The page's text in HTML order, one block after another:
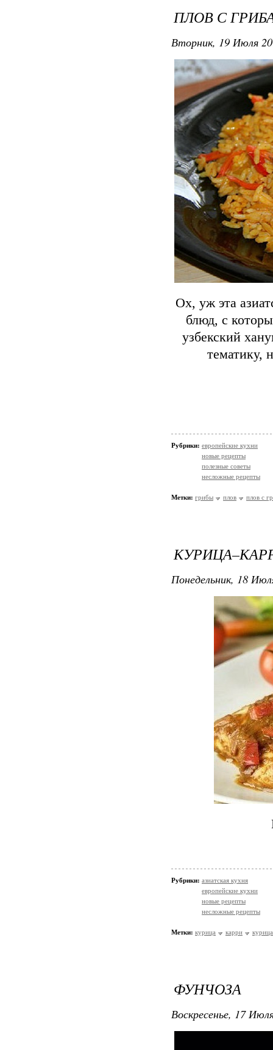
ПЛОВ С
Вторник, 19 Июля
Ох, уж эта
блюд, с
узбекский
тематику,
Рубрики: европейские кухни
новые рецепты
полезные советы
несложные рецепты
Метки: грибы плов плов с
Понедельник, 18
Рубрики: азиатская кухня
европейские кухни
новые рецепты
несложные рецепты
Метки: курица карри
ФУНЧОЗА
Воскресенье, 17